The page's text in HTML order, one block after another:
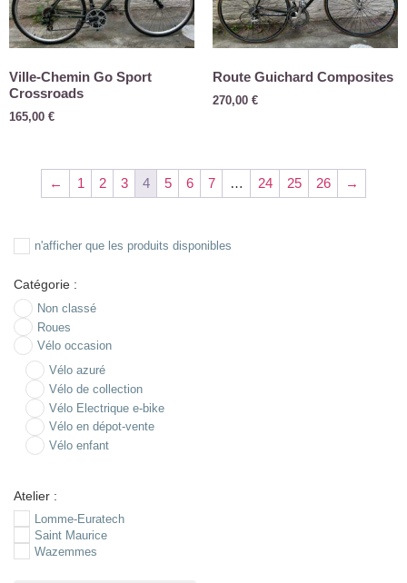
Ville-Chemin Go Sport
Crossroads
165,00 €
Route Guichard Composites
270,00 €
← 1 2 3 4 5 6 7 … 24 25 26 →
n'afficher que les produits disponibles
Catégorie :
Non classé
Roues
Vélo occasion
Vélo azuré
Vélo de collection
Vélo Electrique e-bike
Vélo en dépot-vente
Vélo enfant
Atelier :
Lomme-Euratech
Saint Maurice
Wazemmes